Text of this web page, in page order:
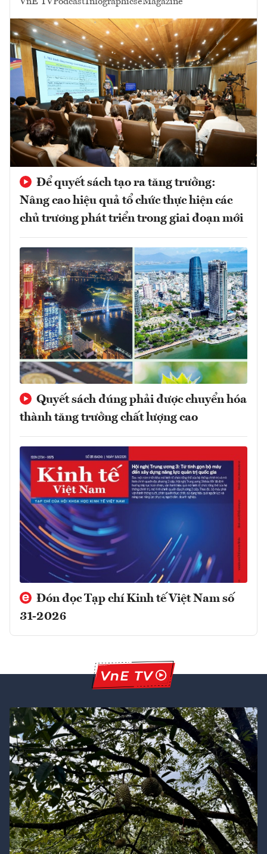
VnE TVPodcastInfographicseMagazine
Để quyết sách tạo ra tăng trưởng:
Nâng cao hiệu quả tổ chức thực hiện các
chủ trương phát triển trong giai đoạn mới
Quyết sách đúng phải được chuyển hóa
thành tăng trưởng chất lượng cao
Đón đọc Tạp chí Kinh tế Việt Nam số
31-2026